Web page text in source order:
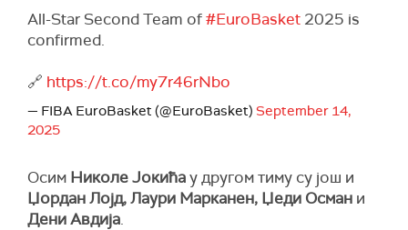
All-Star Second Team of#EuroBasket 2025 is
confirmed.
🔗 https://t.co/my7r46rNbo
— FIBA EuroBasket (@EuroBasket) September 14,
2025
Осим Николе Јокићау другом тиму су још и
Џордан Лојд, Лаури Марканен, Џеди Осман и
Дени Авдија.